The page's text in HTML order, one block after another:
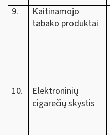
9.
Kaitinamojo
tabako produktai
10.
Elektroninių
cigarečių skystis